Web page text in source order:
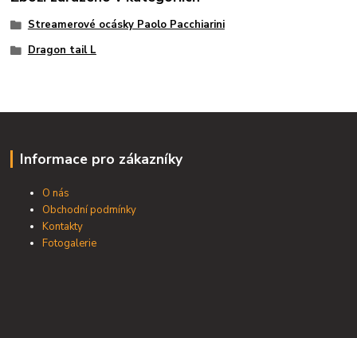
Streamerové ocásky Paolo Pacchiarini
Dragon tail L
Informace pro zákazníky
O nás
Obchodní podmínky
Kontakty
Fotogalerie